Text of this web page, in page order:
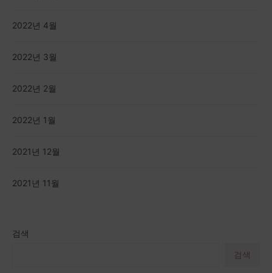
검색
검색
2022년 4월
2022년 3월
2022년 2월
2022년 1월
2021년 12월
2021년 11월